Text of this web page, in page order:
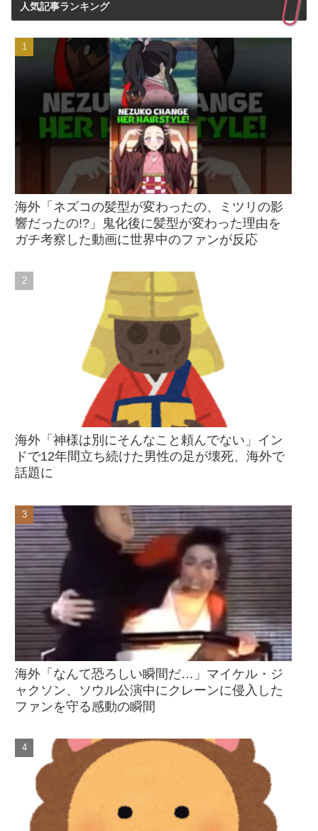
人気記事ランキング
海外「ネズコの髪型が変わったの、ミツリの影
響だったの!?」鬼化後に髪型が変わった理由を
ガチ考察した動画に世界中のファンが反応
海外「神様は別にそんなこと頼んでない」イン
ドで12年間立ち続けた男性の足が壊死、海外で
話題に
海外「なんて恐ろしい瞬間だ…」マイケル・ジ
ャクソン、ソウル公演中にクレーンに侵入した
ファンを守る感動の瞬間